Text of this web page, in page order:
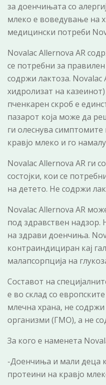
за доенчињата со
млеко е воведување на
медицински потреби
Novalac Allernova AR
се потребни за
содржи лактоза. Novalac
хидролизат на
пченкарен скроб е
пазарот која може да
ги олеснува симптомите
кравјо млеко и го
Novalac Allernova AR ги
состојки, кои се
на детето. Не содржи
Novalac Allernovа AR
под здравствен надзор.
на здрави доенчиња.
контраиндициран кај
малапсорпција на
Составот на
е во склад со
млечна храна, не
организми (ГМО), а не
За кого е наменета
-Доенчиња и мали деца
протеини на кравјо